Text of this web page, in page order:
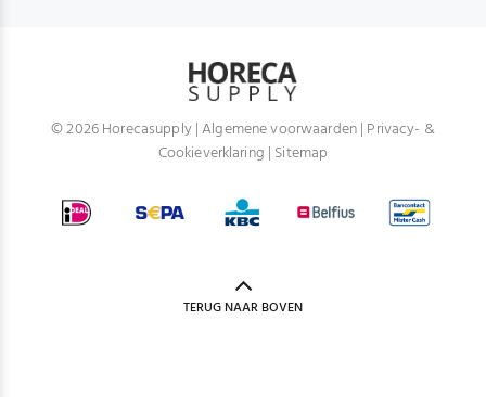
© 2026 Horecasupply |Algemene voorwaarden| Privacy- &
Cookieverklaring | Sitemap
TERUG NAAR BOVEN